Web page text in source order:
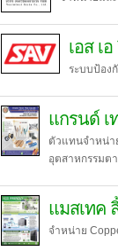
เอส เ
ระบบป้อง
แกรนด์ เ
ตัวแทนจำหน่า
อุตสาหกรรมต
แมสเทค
จำหน่าย